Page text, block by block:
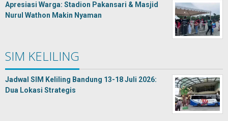
Apresiasi Warga: Stadion Pakansari & Masjid
Nurul Wathon Makin Nyaman
SIM KELILING
Jadwal SIM Keliling Bandung 13-18 Juli 2026:
Dua Lokasi Strategis